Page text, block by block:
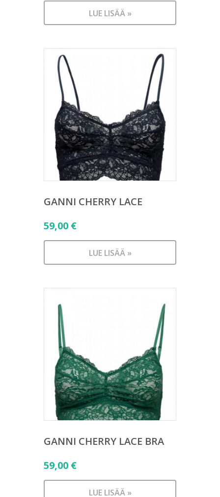
LUE LISÄÄ »
GANNI CHERRY LACE
59,00 €
LUE LISÄÄ »
GANNI CHERRY LACE BRA
59,00 €
LUE LISÄÄ »